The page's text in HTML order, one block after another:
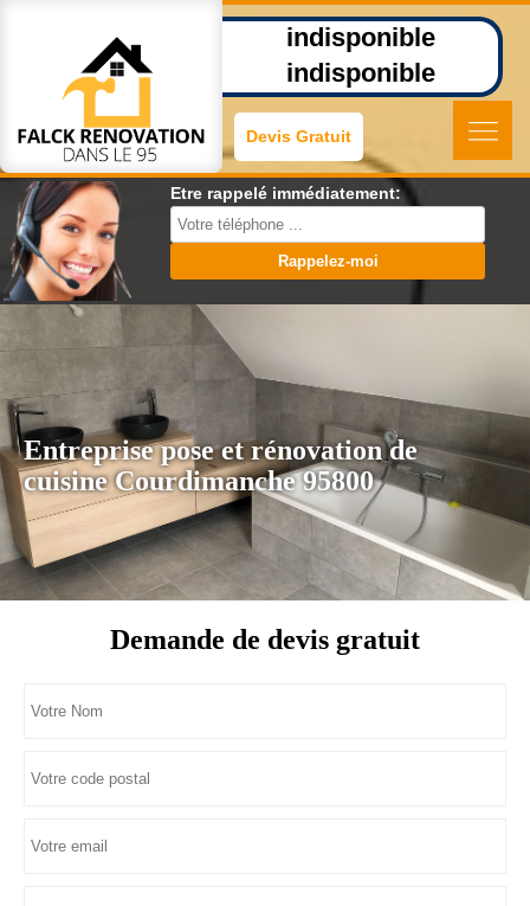
indisponible
indisponible
Devis Gratuit
Etre rappelé immédiatement:
Entreprise pose et rénovation de
cuisine Courdimanche 95800
Demande de devis gratuit